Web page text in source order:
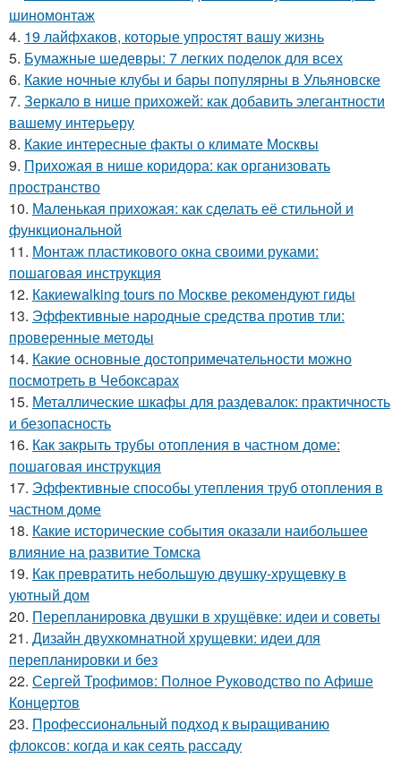
шиномонтаж
4. 19 лайфхаков, которые упростят вашу жизнь
5. Бумажные шедевры: 7 легких поделок для всех
6. Какие ночные клубы и бары популярны в Ульяновске
7. Зеркало в нише прихожей: как добавить элегантности
вашему интерьеру
8. Какие интересные факты о климате Москвы
9. Прихожая в нише коридора: как организовать
пространство
10. Маленькая прихожая: как сделать её стильной и
функциональной
11. Монтаж пластикового окна своими руками:
пошаговая инструкция
12. Какиеwalking tours по Москве рекомендуют гиды
13. Эффективные народные средства против тли:
проверенные методы
14. Какие основные достопримечательности можно
посмотреть в Чебоксарах
15. Металлические шкафы для раздевалок: практичность
и безопасность
16. Как закрыть трубы отопления в частном доме:
пошаговая инструкция
17. Эффективные способы утепления труб отопления в
частном доме
18. Какие исторические события оказали наибольшее
влияние на развитие Томска
19. Как превратить небольшую двушку-хрущевку в
уютный дом
20. Перепланировка двушки в хрущёвке: идеи и советы
21. Дизайн двухкомнатной хрущевки: идеи для
перепланировки и без
22. Сергей Трофимов: Полное Руководство по Афише
Концертов
23. Профессиональный подход к выращиванию
флоксов: когда и как сеять рассаду